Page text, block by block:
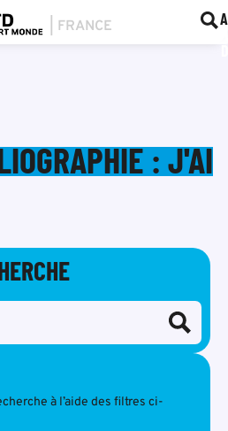
: J'AI
à l’aide des filtres ci-